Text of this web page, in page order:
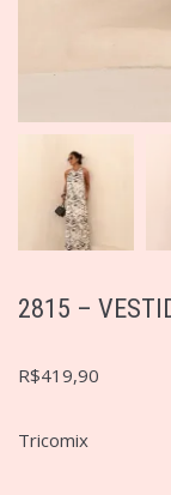
2815 –
R$419,90
Tricomix